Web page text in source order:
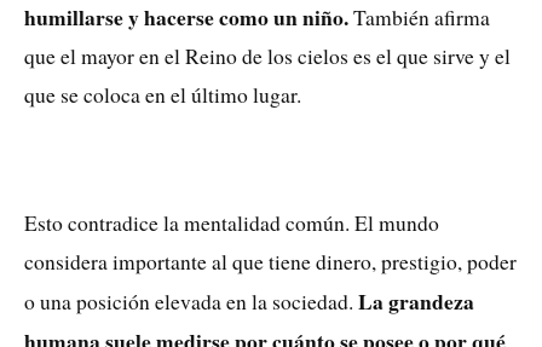
humillarse y hacerse como un niño.También afirma
que el mayor en el Reino de los cielos es el que sirve y el
que se coloca en el último lugar.
Esto contradice la mentalidad común. El mundo
considera importante al que tiene dinero, prestigio, poder
o una posición elevada en la sociedad. La grandeza